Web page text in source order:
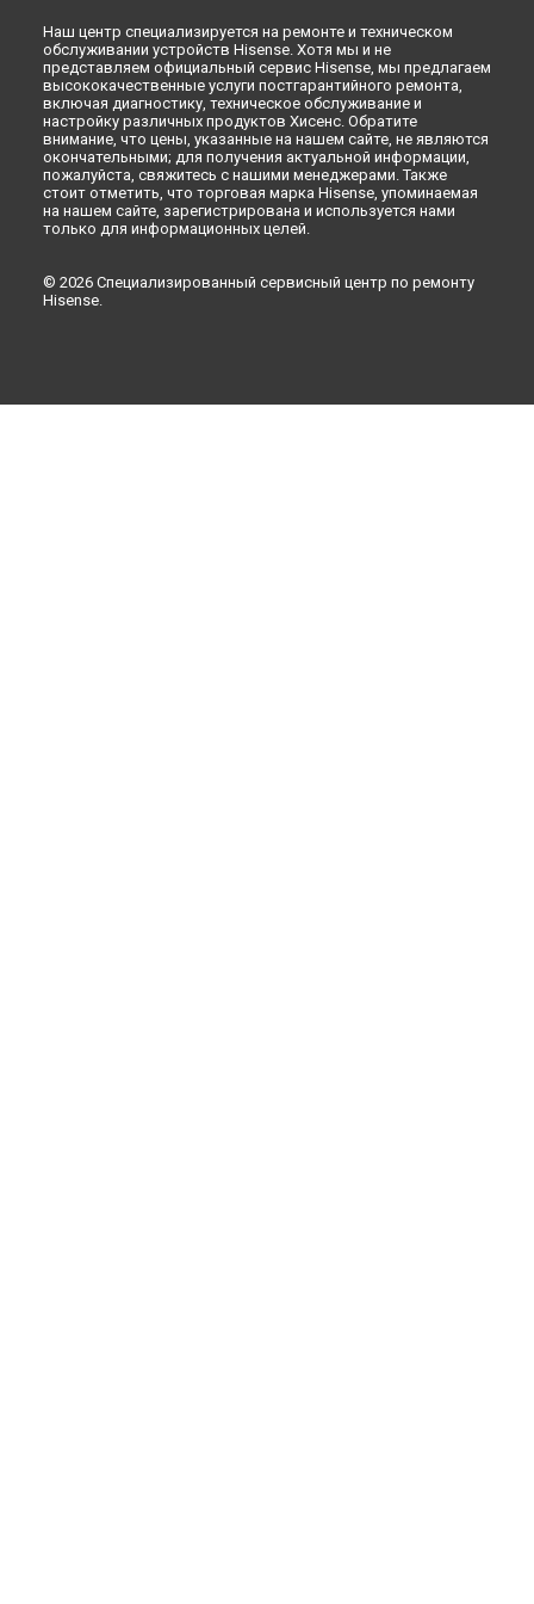
Наш центр специализируется на ремонте и техническом
обслуживании устройств Hisense. Хотя мы и не
представляем официальный сервис Hisense, мы предлагаем
высококачественные услуги постгарантийного ремонта,
включая диагностику, техническое обслуживание и
настройку различных продуктов Хисенс. Обратите
внимание, что цены, указанные на нашем сайте, не являются
окончательными; для получения актуальной информации,
пожалуйста, свяжитесь с нашими менеджерами. Также
стоит отметить, что торговая марка Hisense, упоминаемая
на нашем сайте, зарегистрирована и используется нами
только для информационных целей.
© 2026 Специализированный сервисный центр по ремонту
Hisense.